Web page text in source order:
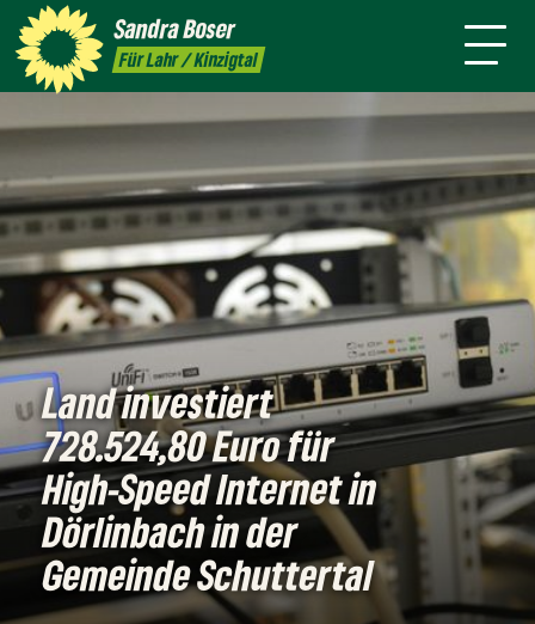
SandraBoser
Für Lahr / Kinzigtal
Presse Kontakt Termine
mich
Land investiert
728.524,80 Euro für
High-Speed Internet in
Dörlinbach in der
Gemeinde Schuttertal